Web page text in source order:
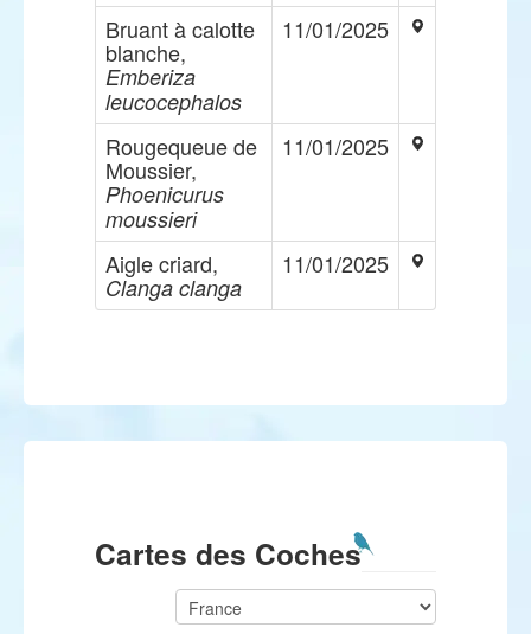
Bruant à calotte
blanche,
Emberiza
leucocephalos
11/01/2025
Rougequeue de
Moussier,
Phoenicurus
moussieri
11/01/2025
Aigle criard,
Clanga clanga
11/01/2025
Cartes des Coches